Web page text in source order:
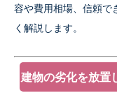
容や費用相場、信頼で
く解説します。
建物の劣化を放置